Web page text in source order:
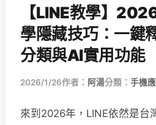
【LINE教學】
學隱藏技巧：一鍵
分類與AI實用功能
2026/1/26作者： 阿湯分類： 手機
來到2026年，LINE依然是台